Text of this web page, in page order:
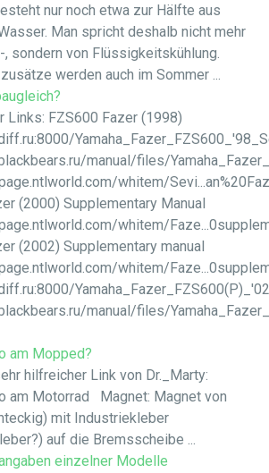
nur noch etwa zur Hälfte aus
Man spricht deshalb nicht mehr
sondern von Flüssigkeitskühlung.
werden auch im Sommer ...
Links: FZS600 Fazer (1998)
manual/files/
whitem/
(2000) Supplementary Manual
whitem/
(2002) Supplementary manual
whitem/
manual/files/
am Mopped?
hilfreicher Link von Dr._Marty:
am Motorrad Magnet: Magnet von
mit Industriekleber
auf die Bremsscheibe ...
einzelner Modelle